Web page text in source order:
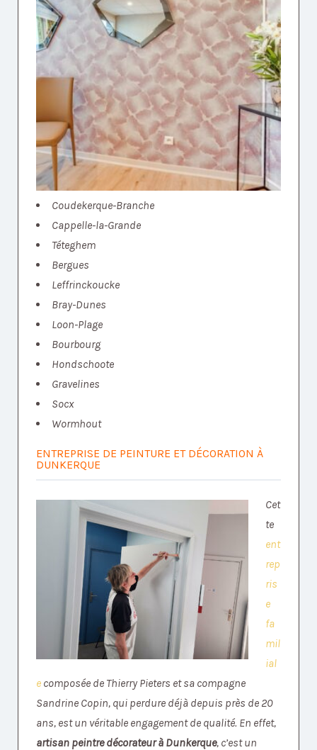
Coudekerque-Branche
Cappelle-la-Grande
Téteghem
Bergues
Leffrinckoucke
Bray-Dunes
Loon-Plage
Bourbourg
Hondschoote
Gravelines
Socx
Wormhout
ENTREPRISE DE PEINTURE ET DÉCORATION À
DUNKERQUE
Cet
te
ent
rep
ris
e
fa
mil
ial
e composée de Thierry Pieters et sa compagne
Sandrine Copin, qui perdure déjà depuis près de 20
ans, est un véritable engagement de qualité. En effet,
artisan peintre décorateur à Dunkerque, c’est un